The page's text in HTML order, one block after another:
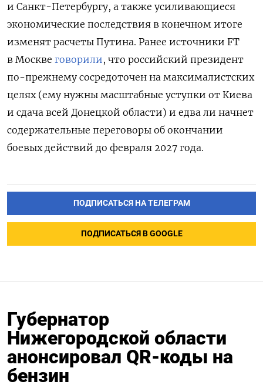
и Санкт-Петербургу, а также усиливающиеся
экономические последствия в конечном итоге
изменят расчеты Путина. Ранее источники FT
в Москве говорили, что российский президент
по-прежнему сосредоточен на максималистских
целях (ему нужны масштабные уступки от Киева
и сдача всей Донецкой области) и едва ли начнет
содержательные переговоры об окончании
боевых действий до февраля 2027 года.
ПОДПИСАТЬСЯ НА ТЕЛЕГРАМ
ПОДПИСАТЬСЯ В GOOGLE
Губернатор
Нижегородской области
анонсировал QR-коды на
бензин